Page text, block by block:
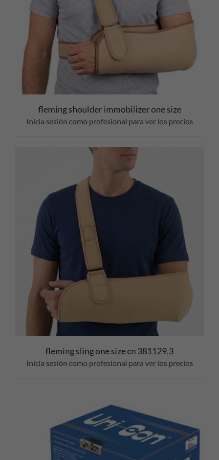
fleming shoulder immobilizer one size
Inicia sesión como profesional para ver los precios
fleming sling one size cn 381129.3
Inicia sesión como profesional para ver los precios